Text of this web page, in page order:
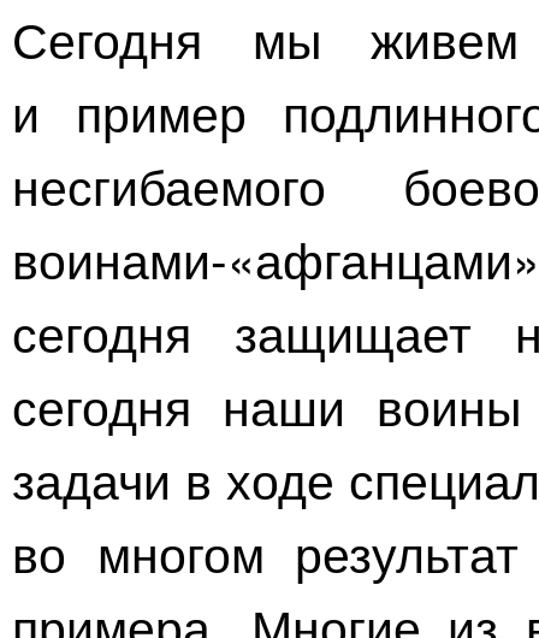
Сегодня мы живем
и пример
несгибаемого
воинами-
сегодня защищает
сегодня наши
задачи в ходе
во многом